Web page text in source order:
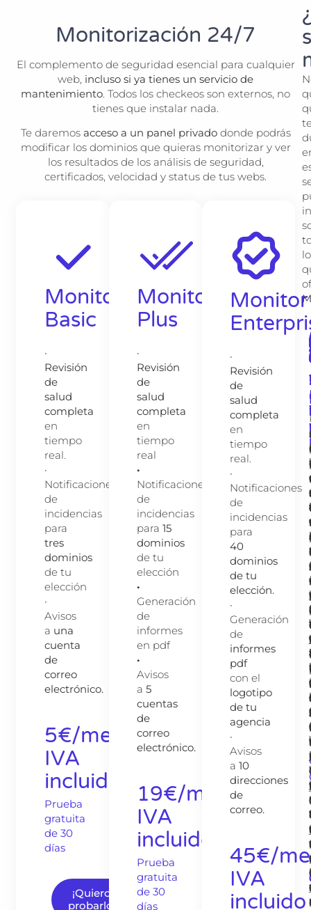
Monitorización 24/7
El complemento de seguridad esencial para cualquier
web, incluso si ya tienes un servicio de
mantenimiento . Todos los checkeos son externos, no
tienes que instalar nada.
Te daremos acceso a un panel privadodonde podrás
modificar los dominios que quieras monitorizar y ver
los resultados de los análisis de seguridad,
certificados, velocidad y status de tus webs.
Monitor
Basic
·
Revisión
de
salud
completa
en
tiempo
real.
·
Notificaciones
de
incidencias
para
tres
dominios
de tu
elección
·
Avisos
a una
cuenta
de
correo
electrónico.
5€/mes
IVA
incluido
Prueba
gratuita
de 30
días​
¡Quiero
probarlo!
Monitor
Plus
·
Revisión
de
salud
completa
en
tiempo
real
·
Notificaciones
de
incidencias
para15
dominios
de tu
elección
·
Generación
de
informes
en pdf
·
Avisos
a5
cuentas
de
correo
electrónico.
19€/mes
IVA
incluido
Prueba
gratuita
de 30
días​
Monitor
·
Revisión
de
salud
completa
en
tiempo
real.
·
Notificaciones
de
incidencias
para
40
dominios
de tu
elección.
·
Generación
de
informes
pdf
con el
logotipo
de tu
agencia
·
Avisos
a 10
direcciones
de
correo.
45€/
IVA
incluido
lo